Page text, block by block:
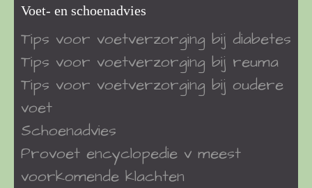
Voet- en schoenadvies
Tips voor voetverzorging bij diabetes
Tips voor voetverzorging bij reuma
Tips voor voetverzorging bij oudere
voet
Schoenadvies
Provoet encyclopedie v meest
voorkomende klachten